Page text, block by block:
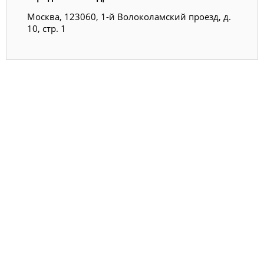
Москва, 123060, 1-й Волоколамский проезд, д.
10, стр. 1